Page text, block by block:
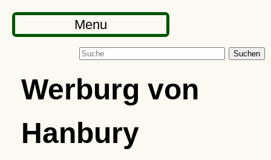
Menu
Suchen
Werburg von
Hanbury